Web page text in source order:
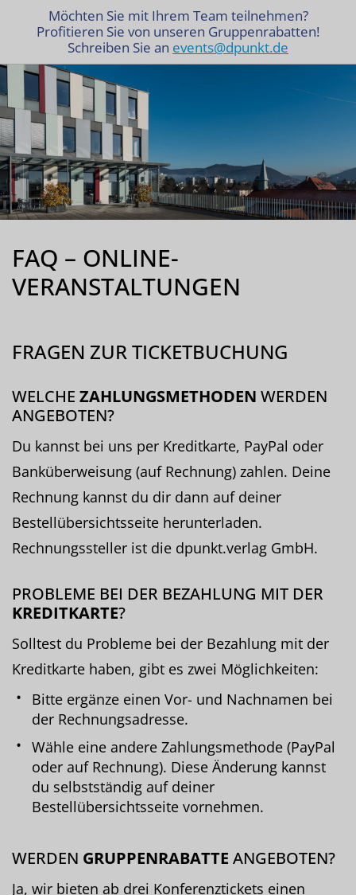
Möchten Sie mit Ihrem Team teilnehmen?
Profitieren Sie von unseren Gruppenrabatten!
Schreiben Sie an events@dpunkt.de
FAQ – ONLINE-
VERANSTALTUNGEN
FRAGEN ZUR TICKETBUCHUNG
WELCHE ZAHLUNGSMETHODEN WERDEN
ANGEBOTEN?
Du kannst bei uns per Kreditkarte, PayPal oder
Banküberweisung (auf Rechnung) zahlen. Deine
Rechnung kannst du dir dann auf deiner
Bestellübersichtsseite herunterladen.
Rechnungssteller ist die dpunkt.verlag GmbH.
PROBLEME BEI DER BEZAHLUNG MIT DER
KREDITKARTE?
Solltest du Probleme bei der Bezahlung mit der
Kreditkarte haben, gibt es zwei Möglichkeiten:
Bitte ergänze einen Vor- und Nachnamen bei
der Rechnungsadresse.
Wähle eine andere Zahlungsmethode (PayPal
oder auf Rechnung). Diese Änderung kannst
du selbstständig auf deiner
Bestellübersichtsseite vornehmen.
WERDEN GRUPPENRABATTE ANGEBOTEN?
Ja, wir bieten ab drei Konferenztickets einen